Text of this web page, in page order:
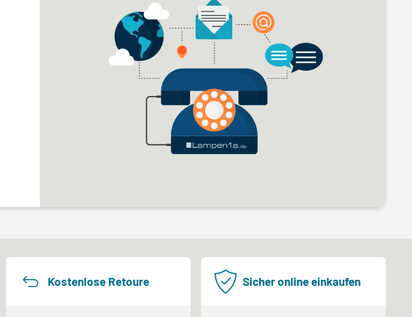
Kostenlose Retoure Sicher online einkaufen